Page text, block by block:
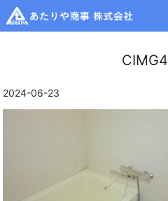
2024-06-23